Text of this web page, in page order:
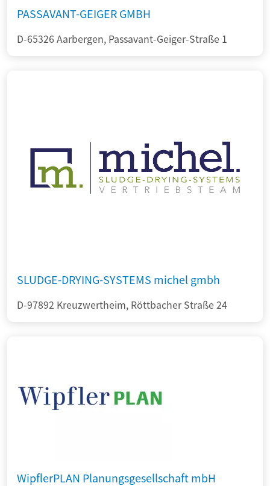
PASSAVANT-GEIGER GMBH
D-65326 Aarbergen, Passavant-Geiger-Straße 1
SLUDGE-DRYING-SYSTEMS michel gmbh
D-97892 Kreuzwertheim, Röttbacher Straße 24
WipflerPLAN Planungsgesellschaft mbH